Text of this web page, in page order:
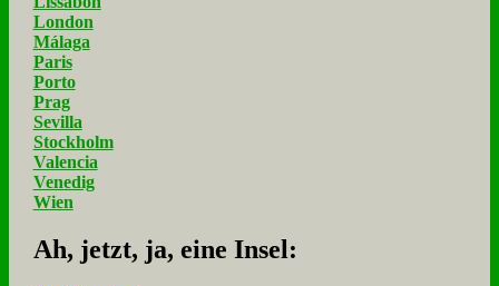
London
Málaga
Paris
Porto
Prag
Sevilla
Stockholm
Valencia
Venedig
Wien
Ah, jetzt, ja, ei­ne In­sel: